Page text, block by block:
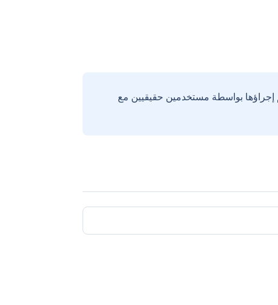
بواسطة مستخدمين حقيقيين مع